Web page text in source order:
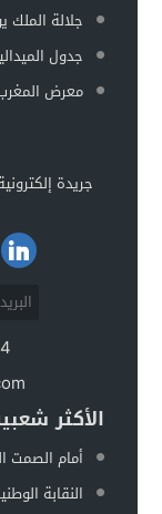
جلالة الملك
جدول
معرض المغرب
جريدة
الأكثر
أمام الصمت
النقابة